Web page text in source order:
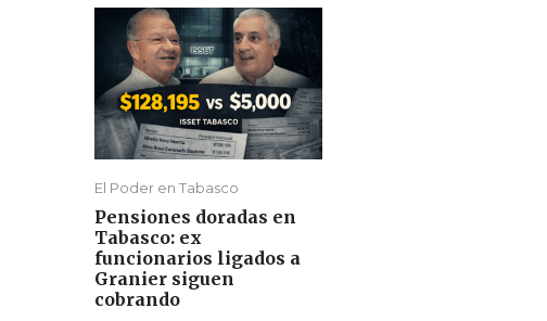
El Poder en Tabasco
Pensiones doradas en
Tabasco: ex
funcionarios ligados a
Granier siguen
cobrando